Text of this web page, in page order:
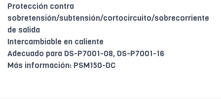
Protección contra
sobretensión/subtensión/cortocircuito/sobrecorriente
de salida
Intercambiable en caliente
Adecuado para DS-P7001-08, DS-P7001-16
Más información: PSM150-DC